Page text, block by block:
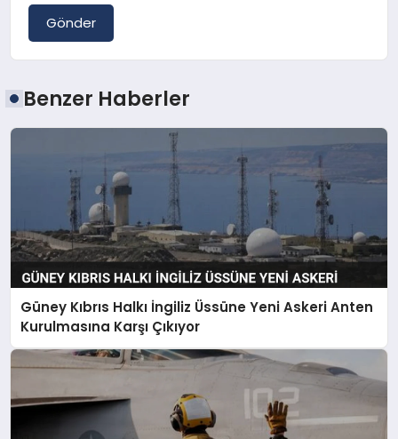
Gönder
Benzer Haberler
Güney Kıbrıs Halkı İngiliz Üssüne Yeni Askeri Anten
Kurulmasına Karşı Çıkıyor